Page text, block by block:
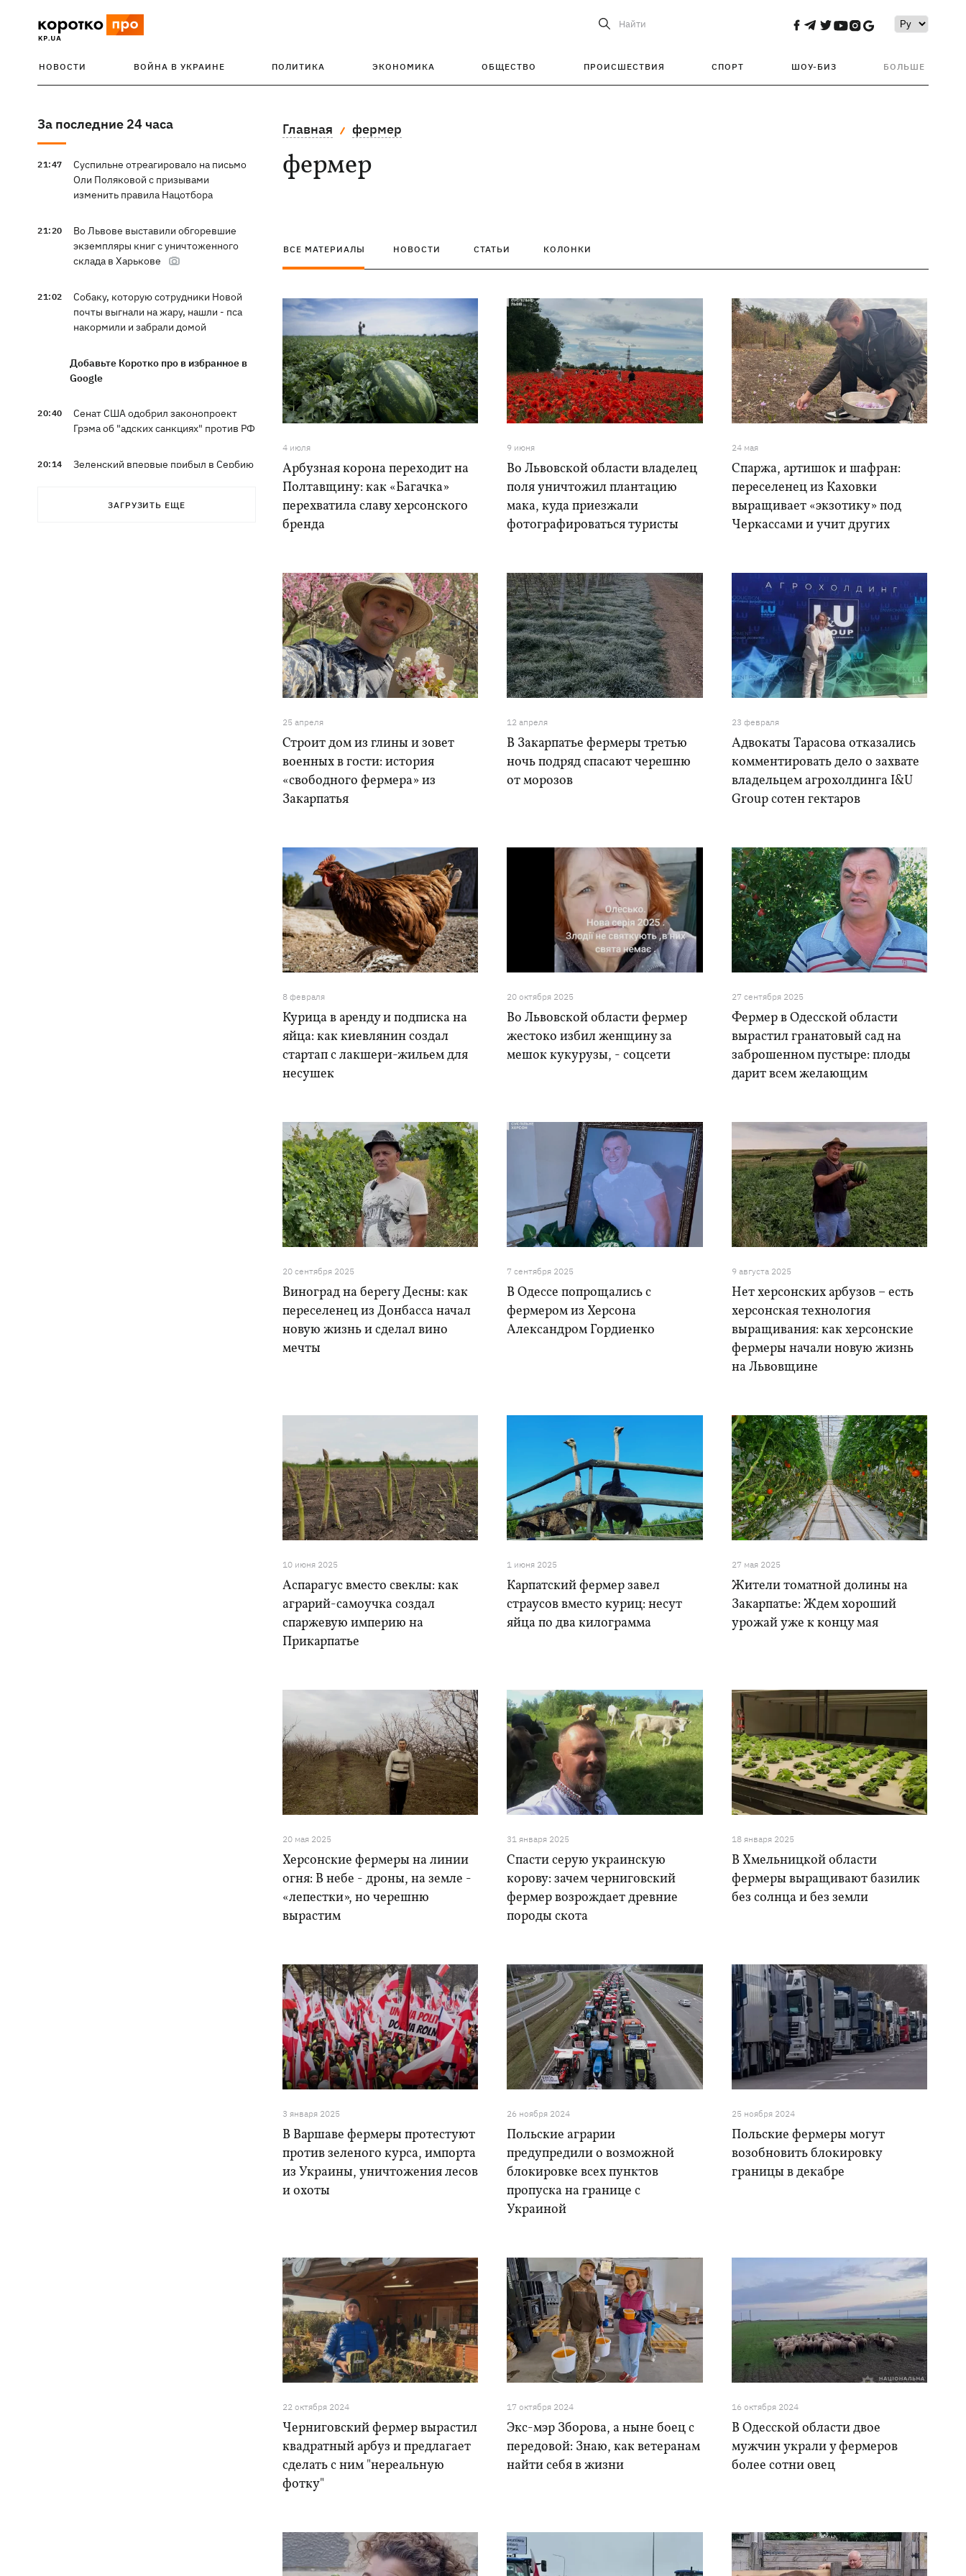
Найти
НОВОСТИ ВОЙНА В УКРАИНЕ ПОЛИТИКА ЭКОНОМИКА ОБЩЕСТВО ПРОИСШЕСТВИЯ СПОРТ ШОУ-БИЗ БОЛЬШЕ
За последние 24 часа
21:47
Суспильне отреагировало на письмо
Оли Поляковой с призывами
изменить правила Нацотбора
21:20
Во Львове выставили обгоревшие
экземпляры книг с уничтоженного
склада в Харькове
21:02
Собаку, которую сотрудники Новой
почты выгнали на жару, нашли - пса
накормили и забрали домой
Добавьте Коротко про в избранное в
Google
20:40
Сенат США одобрил законопроект
Грэма об "адских санкциях" против РФ
20:14
Зеленский впервые прибыл в Сербию
ЗАГРУЗИТЬ ЕЩЕ
Главная фермер
фермер
ВСЕ МАТЕРИАЛЫ НОВОСТИ СТАТЬИ КОЛОНКИ
4 июля
Арбузная корона переходит на
Полтавщину: как «Багачка»
перехватила славу херсонского
бренда
9 июня
Во Львовской области владелец
поля уничтожил плантацию
мака, куда приезжали
фотографироваться туристы
24 мая
Спаржа, артишок и шафран:
переселенец из Каховки
выращивает «экзотику» под
Черкассами и учит других
25 апреля
Строит дом из глины и зовет
военных в гости: история
«свободного фермера» из
Закарпатья
12 апреля
В Закарпатье фермеры третью
ночь подряд спасают черешню
от морозов
23 февраля
Адвокаты Тарасова отказались
комментировать дело о захвате
владельцем агрохолдинга I&U
Group сотен гектаров
8 февраля
Курица в аренду и подписка на
яйца: как киевлянин создал
стартап с лакшери-жильем для
несушек
20 октября 2025
Во Львовской области фермер
жестоко избил женщину за
мешок кукурузы, - соцсети
27 сентября 2025
Фермер в Одесской области
вырастил гранатовый сад на
заброшенном пустыре: плоды
дарит всем желающим
20 сентября 2025
Виноград на берегу Десны: как
переселенец из Донбасса начал
новую жизнь и сделал вино
мечты
7 сентября 2025
В Одессе попрощались с
фермером из Херсона
Александром Гордиенко
9 августа 2025
Нет херсонских арбузов – есть
херсонская технология
выращивания: как херсонские
фермеры начали новую жизнь
на Львовщине
10 июня 2025
Аспарагус вместо свеклы: как
аграрий-самоучка создал
спаржевую империю на
Прикарпатье
1 июня 2025
Карпатский фермер завел
страусов вместо куриц: несут
яйца по два килограмма
27 мая 2025
Жители томатной долины на
Закарпатье: Ждем хороший
урожай уже к концу мая
20 мая 2025
Херсонские фермеры на линии
огня: В небе - дроны, на земле -
«лепестки», но черешню
вырастим
31 января 2025
Спасти серую украинскую
корову: зачем черниговский
фермер возрождает древние
породы скота
18 января 2025
В Хмельницкой области
фермеры выращивают базилик
без солнца и без земли
3 января 2025
В Варшаве фермеры протестуют
против зеленого курса, импорта
из Украины, уничтожения лесов
и охоты
26 ноября 2024
Польские аграрии
предупредили о возможной
блокировке всех пунктов
пропуска на границе с
Украиной
25 ноября 2024
Польские фермеры могут
возобновить блокировку
границы в декабре
22 октября 2024
Черниговский фермер вырастил
квадратный арбуз и предлагает
сделать с ним "нереальную
фотку"
17 октября 2024
Экс-мэр Зборова, а ныне боец ​​с
передовой: Знаю, как ветеранам
найти себя в жизни
16 октября 2024
В Одесской области двое
мужчин украли у фермеров
более сотни овец